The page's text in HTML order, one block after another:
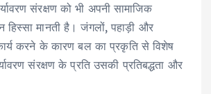
संरक्षण को भी अपनी सामाजिक
हिस्सा मानती है। जंगलों, पहाड़ी और
कार्य करने के कारण बल का प्रकृति से विशेष
संरक्षण के प्रति उसकी प्रतिबद्धता और